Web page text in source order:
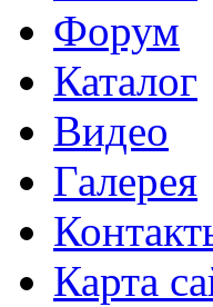
Форум
Каталог
Видео
Галерея
Карта